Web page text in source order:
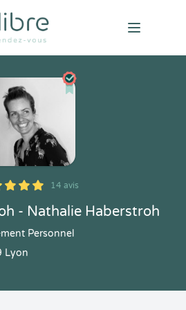
Open
14 avis
- Nathalie Haberstroh
Personnel
Lyon